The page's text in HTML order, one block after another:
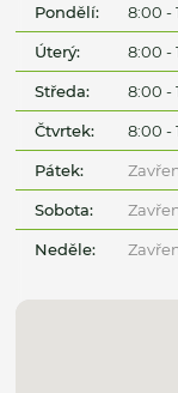
Pondělí: 8:00 -
Úterý: 8:00 -
Středa: 8:00 -
Čtvrtek: 8:00 -
Pátek:
Sobota:
Neděle: